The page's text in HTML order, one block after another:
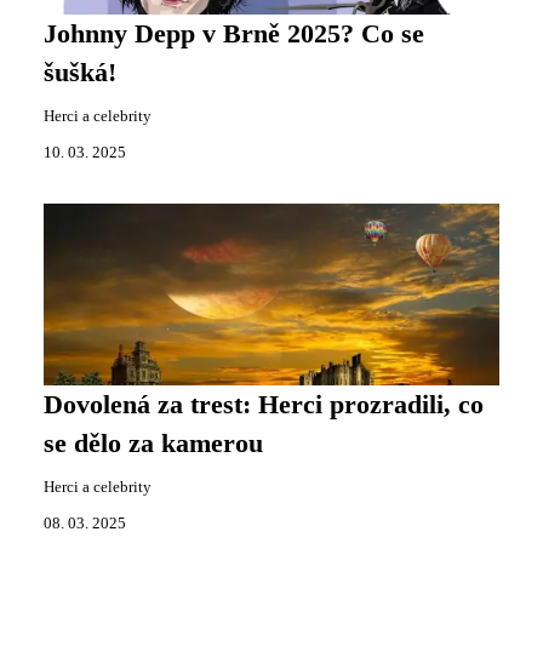
Johnny Depp v Brně 2025? Co se
šušká!
Herci a celebrity
10. 03. 2025
Dovolená za trest: Herci prozradili, co
se dělo za kamerou
Herci a celebrity
08. 03. 2025